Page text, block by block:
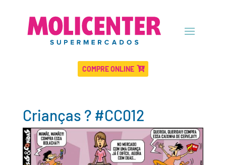
COMPRE ONLINE
Crianças ? #CC012